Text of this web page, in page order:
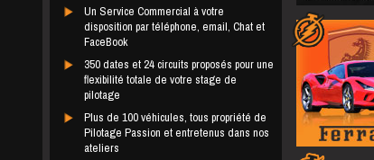
Un Service Commercial à votre
disposition par téléphone, email, Chat et
FaceBook
350 dates et 24 circuits proposés pour une
flexibilité totale de votre stage de
pilotage
Plus de 100 véhicules, tous propriété de
Pilotage Passion et entretenus dans nos
ateliers